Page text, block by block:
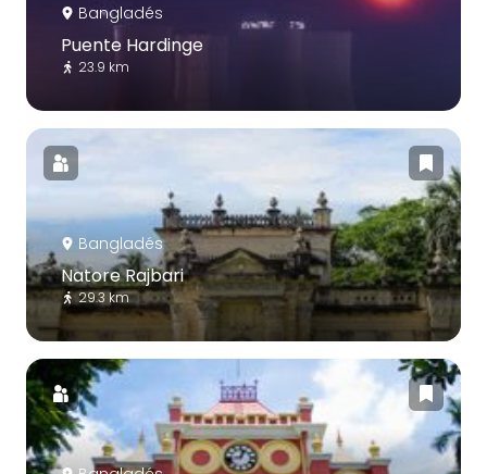
Bangladés
Puente Hardinge
23.9 km
Bangladés
Natore Rajbari
29.3 km